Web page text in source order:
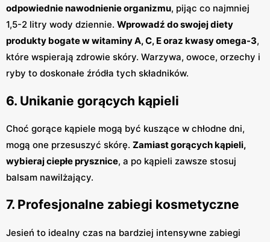
odpowiednie nawodnienie organizmu, pijąc co najmniej
1,5-2 litry wody dziennie. Wprowadź do swojej diety
produkty bogate w witaminy A, C, E oraz kwasy omega-3,
które wspierają zdrowie skóry. Warzywa, owoce, orzechy i
ryby to doskonałe źródła tych składników.
6. Unikanie gorących kąpieli
Choć gorące kąpiele mogą być kuszące w chłodne dni,
mogą one przesuszyć skórę. Zamiast gorących kąpieli,
wybieraj ciepłe prysznice, a po kąpieli zawsze stosuj
balsam nawilżający.
7. Profesjonalne zabiegi kosmetyczne
Jesień to idealny czas na bardziej intensywne zabiegi